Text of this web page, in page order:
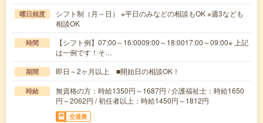
曜日頻度
シフト制（月～日） ※平日のみなどの相談もOK ※週3なども
相談OK
時間
【シフト例】07:00～16:0009:00～18:0017:00～09:00※ 上記
は一例です！そ…
期間 即日～2ヶ月以上 ■開始日の相談OK！
時給
無資格の方：時給1350円～1687円 / 介護福祉士：時給1650
円～2062円 / 初任者以上：時給1450円～1812円
交通費